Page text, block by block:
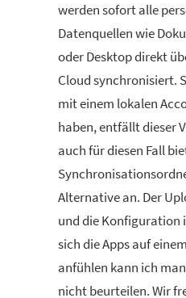
werden sofort alle
Datenquellen wie
oder Desktop direkt
Cloud synchronisiert.
mit einem lokalen
haben, entfällt dieser
auch für diesen Fall
Alternative an. Der
und die Konfiguration
sich die Apps auf
anfühlen kann ich
nicht beurteilen. Wir